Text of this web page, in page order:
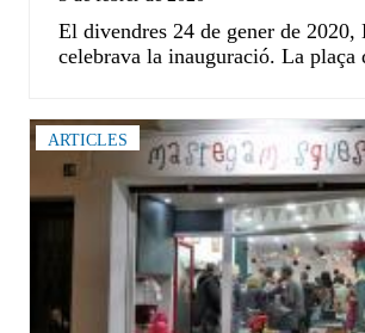
El divendres 24 de gener de 2020,
celebrava la inauguració. La
ARTICLES